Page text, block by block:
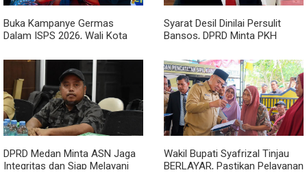
Buka Kampanye Germas
Dalam ISPS 2026, Wali Kota
Penurunan Stunting
Syarat Desil Dinilai Persulit
Bansos, DPRD Minta PKH
DPRD Medan Minta ASN Jaga
Integritas dan Siap Melayani
Wakil Bupati Syafrizal Tinjau
BERLAYAR, Pastikan Pelayanan